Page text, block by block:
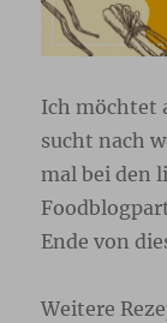
Ich möchtet
sucht nach
mal bei den
Ende von
Weitere